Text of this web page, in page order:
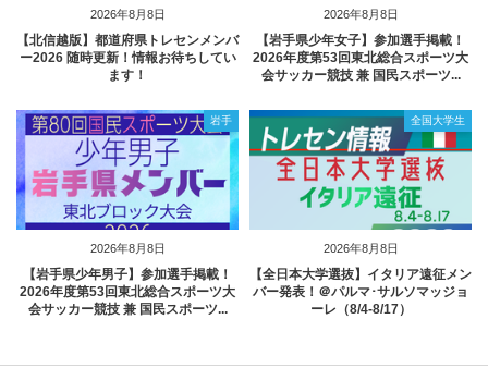
2026年8月8日
【北信越版】都道府県トレセンメンバ
ー2026 随時更新！情報お待ちしてい
ます！
2026年8月8日
【岩手県少年女子】参加選手掲載！
2026年度第53回東北総合スポーツ大
会サッカー競技 兼 国民スポーツ...
2026年8月8日
岩手
【岩手県少年男子】参加選手掲載！
2026年度第53回東北総合スポーツ大
会サッカー競技 兼 国民スポーツ...
2026年8月8日
全国大学生
【全日本大学選抜】イタリア遠征メン
バー発表！＠パルマ･サルソマッジョ
ーレ（8/4-8/17）